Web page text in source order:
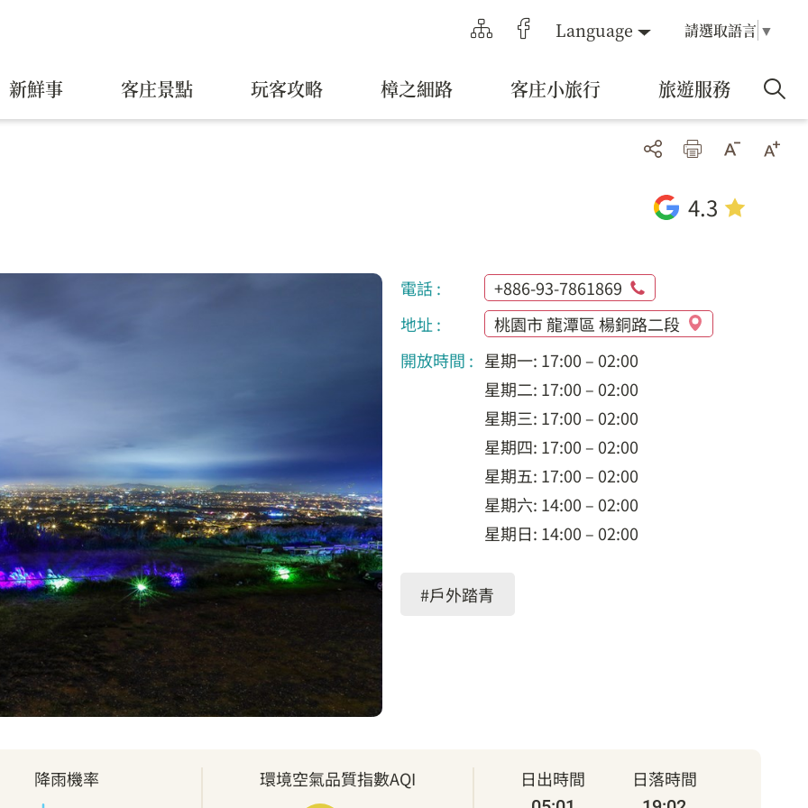
Language 請選取語言 ▼
新鮮事 客庄景點 玩客攻略 樟之細路 客庄小旅行 旅遊服務
4.3
電話 :
+886-93-7861869
地址 :
桃園市 龍潭區 楊銅路二段
開放時間 : 星期一: 17:00 – 02:00
星期二: 17:00 – 02:00
星期三: 17:00 – 02:00
星期四: 17:00 – 02:00
星期五: 17:00 – 02:00
星期六: 14:00 – 02:00
星期日: 14:00 – 02:00
#戶外踏青
降雨機率 環境空氣品質指數AQI 日出時間 日落時間